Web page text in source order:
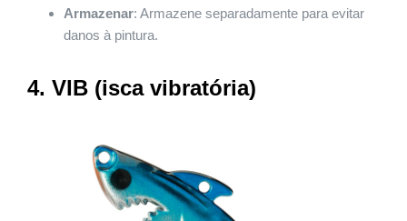
Armazenar: Armazene separadamente para evitar
danos à pintura.
4. VIB (isca vibratória)